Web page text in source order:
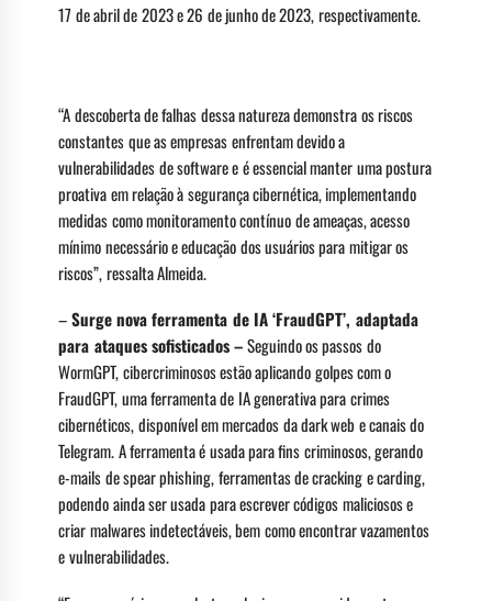
17 de abril de 2023 e 26 de junho de 2023, respectivamente.
“A descoberta de falhas dessa natureza demonstra os riscos
constantes que as empresas enfrentam devido a
vulnerabilidades de software e é essencial manter uma postura
proativa em relação à segurança cibernética, implementando
medidas como monitoramento contínuo de ameaças, acesso
mínimo necessário e educação dos usuários para mitigar os
riscos”, ressalta Almeida.
–Surge nova ferramenta de IA ‘FraudGPT’, adaptada
para ataques sofisticados –Seguindo os passos do
WormGPT, cibercriminosos estão aplicando golpes com o
FraudGPT, uma ferramenta de IA generativa para crimes
cibernéticos, disponível em mercados da dark web e canais do
Telegram. A ferramenta é usada para fins criminosos, gerando
e-mails de spear phishing, ferramentas de cracking e carding,
podendo ainda ser usada para escrever códigos maliciosos e
criar malwares indetectáveis, bem como encontrar vazamentos
e vulnerabilidades.